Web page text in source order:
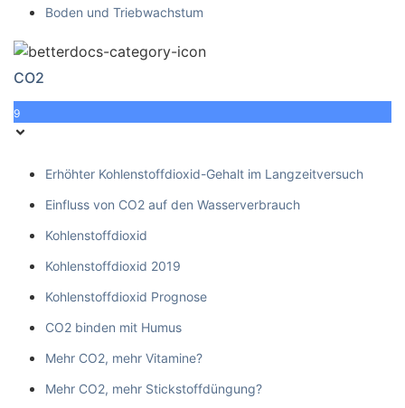
Boden und Triebwachstum
CO2
9
Erhöhter Kohlenstoffdioxid-Gehalt im Langzeitversuch
Einfluss von CO2 auf den Wasserverbrauch
Kohlenstoffdioxid
Kohlenstoffdioxid 2019
Kohlenstoffdioxid Prognose
CO2 binden mit Humus
Mehr CO2, mehr Vitamine?
Mehr CO2, mehr Stickstoffdüngung?